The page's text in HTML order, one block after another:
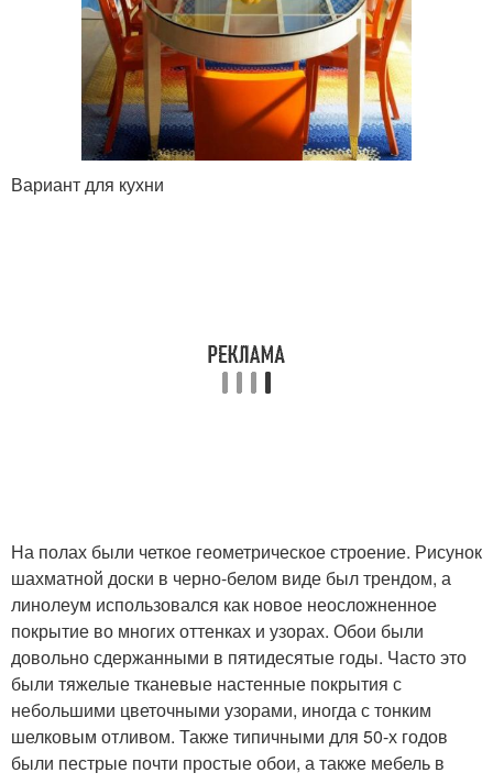
Вариант для кухни
На полах были четкое геометрическое строение. Рисунок
шахматной доски в черно-белом виде был трендом, а
линолеум использовался как новое неосложненное
покрытие во многих оттенках и узорах. Обои были
довольно сдержанными в пятидесятые годы. Часто это
были тяжелые тканевые настенные покрытия с
небольшими цветочными узорами, иногда с тонким
шелковым отливом. Также типичными для 50-х годов
были пестрые почти простые обои, а также мебель в